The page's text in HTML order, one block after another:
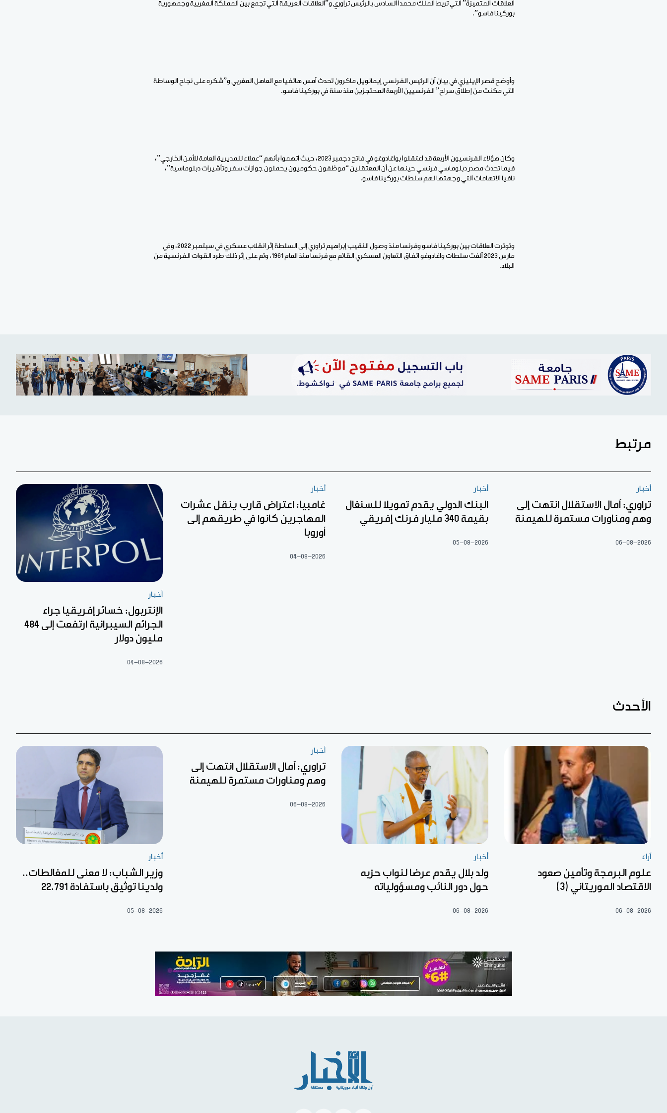
العلاقات المتميزة” التي تربط الملك محمدا السادس بالرئيس تراوري و”العلاقات العريقة التي تجمع بين المملكة المغربية وجمهورية
بوركينا فاسو”.
وأوضح قصر الإيليزي في بيان أن الرئيس الفرنسي إيمانويل ماكرون تحدث أمس هاتفيا مع العاهل المغربي و”شكره على نجاح الوساطة
التي مكنت من إطلاق سراح” الفرنسيين الأربعة المحتجزين منذ سنة في بوركينا فاسو.
وكان هؤلاء الفرنسيون الأربعة قد اعتقلوا بواغادوغو في فاتح دجمبر 2023، حيث اتهموا بأنهم “عملاء للمديرية العامة للأمن الخارجي”،
فيما تحدث مصدر دبلوماسي فرنسي حينها عن أن المعتقلين “موظفون حكوميون يحملون جوازات سفر وتأشيرات دبلوماسية”،
نافيا الاتهامات التي وجهتها لهم سلطات بوركينا فاسو.
وتوترت العلاقات بين بوركينا فاسو وفرنسا منذ وصول النقيب إبراهيم تراوري إلى السلطة إثر انقلاب عسكري في سبتمبر 2022، وفي
مارس 2023 ألغت سلطات واغادوغو اتفاق التعاون العسكري القائم مع فرنسا منذ العام 1961، وتم على إثر ذلك طرد القوات الفرنسية من
البلاد.
مرتبط
أخبار
تراوري: آمال الاستقلال انتهت إلى
وهم ومناورات مستمرة للهيمنة
06-08-2026
أخبار
البنك الدولي يقدم تمويلا للسنغال
بقيمة 340 مليار فرنك إفريقي
05-08-2026
أخبار
غامبيا: اعتراض قارب ينقل عشرات
المهاجرين كانوا في طريقهم إلى
أوروبا
04-08-2026
أخبار
الإنتربول: خسائر إفريقيا جراء
الجرائم السيبرانية ارتفعت إلى 484
مليون دولار
04-08-2026
الأحدث
آراء
علوم البرمجة وتأمين صعود
الاقتصاد الموريتاني (3)
06-08-2026
أخبار
ولد بلال يقدم عرضا لنواب حزبه
حول دور النائب ومسؤولياته
06-08-2026
أخبار
تراوري: آمال الاستقلال انتهت إلى
وهم ومناورات مستمرة للهيمنة
06-08-2026
أخبار
وزير الشباب: لا معنى للمغالطات..
ولدينا توثيق باستفادة 22.791
05-08-2026